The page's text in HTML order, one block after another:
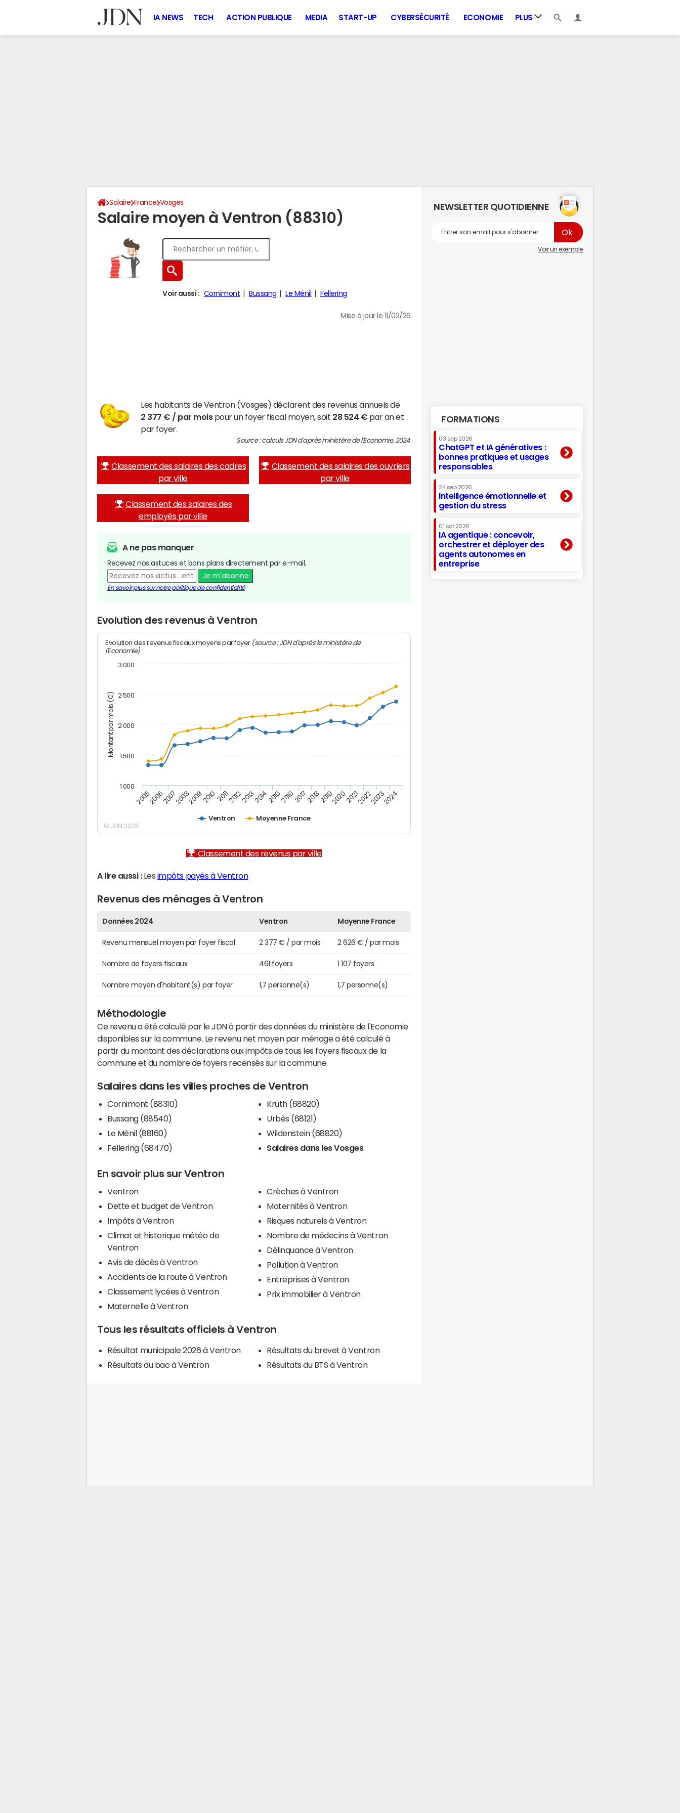
IA NEWS TECH ACTION PUBLIQUE MEDIA START-UP CYBERSÉCURITÉ ECONOMIE PLUS
Salaire France Vosges
Salaire moyen à Ventron (88310)
Voir aussi : Cornimont Bussang Le Ménil Fellering
Mise à jour le 11/02/26
Les habitants de Ventron (Vosges) déclarent des revenus annuels de
2 377 € / par moispour un foyer fiscal moyen, soit 28 524 € par an et
par foyer.
Source : calculs JDN d'après ministère de l'Economie, 2024
Classement des salaires des cadres
par ville
Classement des salaires des ouvriers
par ville
Classement des salaires des
employés par ville
A ne pas manquer
Recevez nos astuces et bons plans directement par e-mail.
Je m'abonne
En savoir plus sur notre politique de confidentialité
Evolution des revenus à Ventron
Montant par mois (€)
Evolution des revenus fiscaux moyens par foyer (source : JDN d'après le ministère de
l'Economie)
Ventron Moyenne France
200520062007200820092010 20112012201320142015201620172018201920202021202220232024
1 000
1 500
2 000
2 500
3 000
© JDN 2026
Classement des revenus par ville
A lire aussi :Les impôts payés à Ventron
Revenus des ménages à Ventron
Données 2024 Ventron Moyenne France
Revenu mensuel moyen par foyer fiscal 2 377 € / par mois 2 626 € / par mois
Nombre de foyers fiscaux 461 foyers 1 107 foyers
Nombre moyen d'habitant(s) par foyer 1,7 personne(s) 1,7 personne(s)
Méthodologie
Ce revenu a été calculé par le JDN à partir des données du ministère de l'Economie
disponibles sur la commune. Le revenu net moyen par ménage a été calculé à
partir du montant des déclarations aux impôts de tous les foyers fiscaux de la
commune et du nombre de foyers recensés sur la commune.
Salaires dans les villes proches de Ventron
Cornimont (88310)
Bussang (88540)
Le Ménil (88160)
Fellering (68470)
Kruth (68820)
Urbès (68121)
Wildenstein (68820)
Salaires dans les Vosges
En savoir plus sur Ventron
Ventron
Dette et budget de Ventron
Impôts à Ventron
Climat et historique météo de
Ventron
Avis de décès à Ventron
Accidents de la route à Ventron
Classement lycées à Ventron
Maternelle à Ventron
Crèches à Ventron
Maternités à Ventron
Risques naturels à Ventron
Nombre de médecins à Ventron
Délinquance à Ventron
Pollution à Ventron
Entreprises à Ventron
Prix immobilier à Ventron
Tous les résultats officiels à Ventron
Résultat municipale 2026 à Ventron
Résultats du bac à Ventron
Résultats du brevet à Ventron
Résultats du BTS à Ventron
NEWSLETTER QUOTIDIENNE
Voir un exemple
FORMATIONS
03 sep 2026
ChatGPT et IA génératives :
bonnes pratiques et usages
responsables
24 sep 2026
Intelligence émotionnelle et
gestion du stress
01 oct 2026
IA agentique : concevoir,
orchestrer et déployer des
agents autonomes en
entreprise